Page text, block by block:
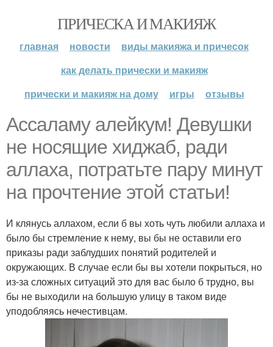
ПРИЧЕСКА И МАКИЯЖ
главная новости
виды макияжа и причесок
как делать прически и макияж
прически и макияж на дому
игры отзывы
Ассаламу алейкум! Девушки
не носящие хиджаб, ради
аллаха, потратьте пару минут
на прочтение этой статьи!
И клянусь аллахом, если б вы хоть чуть любили аллаха и
было бы стремление к нему, вы бы не оставили его
приказы ради заблудших понятий родителей и
окружающих. В случае если бы вы хотели покрыться, но
из-за сложных ситуаций это для вас было б трудно, вы
бы не выходили на большую улицу в таком виде
уподобляясь нечестивцам.